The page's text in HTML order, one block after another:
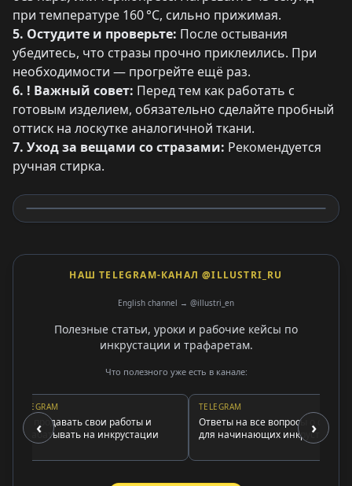
при температуре 160 °C, сильно прижимая.
5. Остудите и проверьте: После остывания
убедитесь, что стразы прочно приклеились. При
необходимости — прогрейте ещё раз.
6. ! Важный совет: Перед тем как работать с
готовым изделием, обязательно сделайте пробный
оттиск на лоскутке аналогичной ткани.
7. Уход за вещами со стразами: Рекомендуется
ручная стирка.
НАШ TELEGRAM-КАНАЛ @ILLUSTRI_RU
English channel → @illustri_en
Полезные статьи, уроки и рабочие кейсы по
инкрустации и трафаретам.
Что полезного уже есть в канале:
‹
TELEGRAM
Как продавать свои работы и
зарабатывать на инкрустации
TELEGRAM
Ответы на все вопросы о стразах
для начинающих инкрустаторов
›